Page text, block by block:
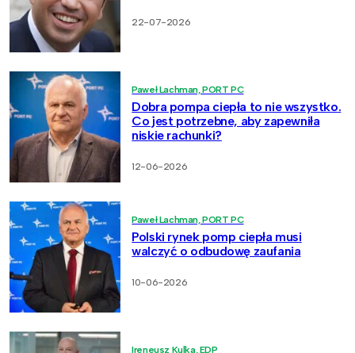
22-07-2026
Paweł Lachman, PORT PC
Dobra pompa ciepła to nie wszystko.
Co jest potrzebne, aby zapewniła
niskie rachunki?
12-06-2026
Paweł Lachman, PORT PC
Polski rynek pomp ciepła musi
walczyć o odbudowę zaufania
10-06-2026
Ireneusz Kulka, EDP